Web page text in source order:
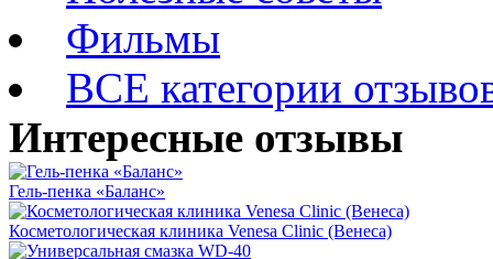
Фильмы
ВСЕ категории
Интересные отзывы
Гель-пенка «Баланс»
Косметологическая клиника Venesa Clinic (Венеса)